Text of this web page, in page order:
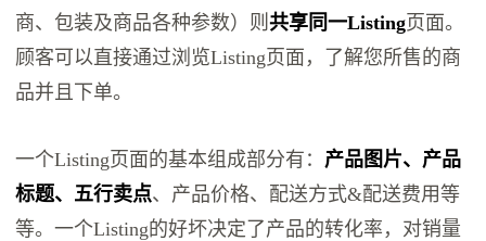
商、包装及商品各种参数）则共享同一Listing页面。
顾客可以直接通过浏览Listing页面，了解您所售的商
品并且下单。
一个Listing页面的基本组成部分有： 产品图片、产品
标题、五行卖点、产品价格、配送方式&配送费用等
等。一个Listing的好坏决定了产品的转化率，对销量